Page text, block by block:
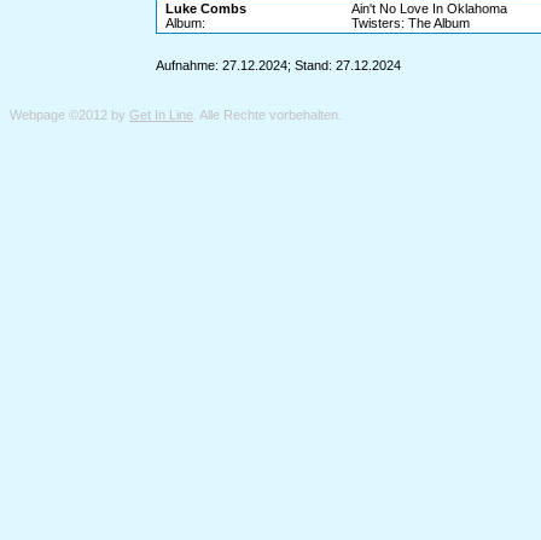
Luke Combs
Ain't No Love In Oklahoma
Album:
Twisters: The Album
Aufnahme: 27.12.2024; Stand: 27.12.2024
Webpage ©2012 by Get In Line . Alle Rechte vorbehalten.